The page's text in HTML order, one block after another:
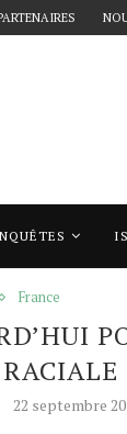
incitation à la
France
22 septembre